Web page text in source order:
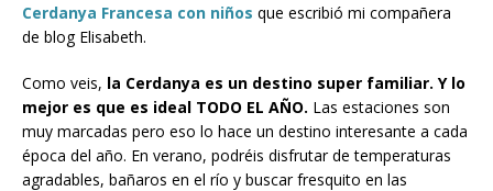
Cerdanya Francesa con niños que escribió mi compañera
de blog Elisabeth.
Como veis, la Cerdanya es un destino super familiar. Y lo
mejor es que es ideal TODO EL AÑO. Las estaciones son
muy marcadas pero eso lo hace un destino interesante a cada
época del año. En verano, podréis disfrutar de temperaturas
agradables, bañaros en el río y buscar fresquito en las